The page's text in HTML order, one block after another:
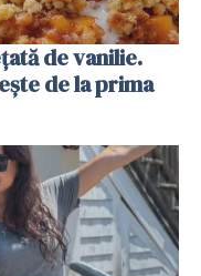
de vanilie.
de la prima